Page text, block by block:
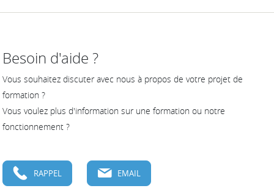
Besoin d'aide ?
Vous souhaitez discuter avec nous à propos de votre projet de
formation ?
Vous voulez plus d'information sur une formation ou notre
fonctionnement ?
RAPPEL EMAIL